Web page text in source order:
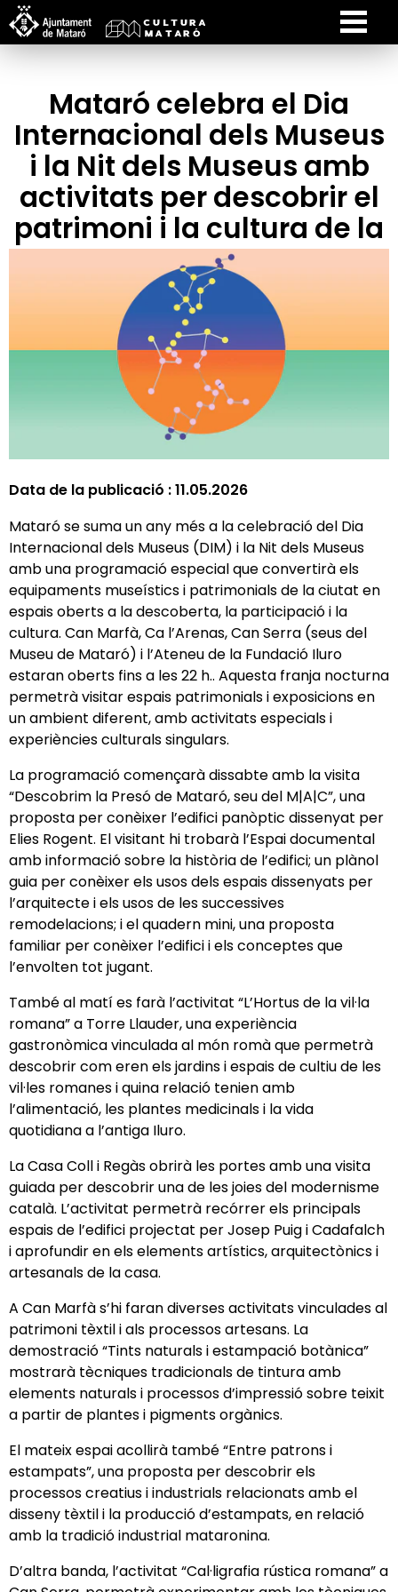
Mataró celebra el Dia
Internacional dels Museus
i la Nit dels Museus amb
activitats per descobrir el
patrimoni i la cultura de la
Data de la publicació :11.05.2026
Mataró se suma un any més a la celebració del Dia
Internacional dels Museus (DIM) i la Nit dels Museus
amb una programació especial que convertirà els
equipaments museístics i patrimonials de la ciutat en
espais oberts a la descoberta, la participació i la
cultura. Can Marfà, Ca l’Arenas, Can Serra (seus del
Museu de Mataró) i l’Ateneu de la Fundació Iluro
estaran oberts fins a les 22 h.. Aquesta franja nocturna
permetrà visitar espais patrimonials i exposicions en
un ambient diferent, amb activitats especials i
experiències culturals singulars.
La programació començarà dissabte amb la visita
“Descobrim la Presó de Mataró, seu del M|A|C”, una
proposta per conèixer l’edifici panòptic dissenyat per
Elies Rogent. El visitant hi trobarà l’Espai documental
amb informació sobre la història de l’edifici; un plànol
guia per conèixer els usos dels espais dissenyats per
l’arquitecte i els usos de les successives
remodelacions; i el quadern mini, una proposta
familiar per conèixer l’edifici i els conceptes que
l’envolten tot jugant.
També al matí es farà l’activitat “L’Hortus de la vil·la
romana” a Torre Llauder, una experiència
gastronòmica vinculada al món romà que permetrà
descobrir com eren els jardins i espais de cultiu de les
vil·les romanes i quina relació tenien amb
l’alimentació, les plantes medicinals i la vida
quotidiana a l’antiga Iluro.
La Casa Coll i Regàs obrirà les portes amb una visita
guiada per descobrir una de les joies del modernisme
català. L’activitat permetrà recórrer els principals
espais de l’edifici projectat per Josep Puig i Cadafalch
i aprofundir en els elements artístics, arquitectònics i
artesanals de la casa.
A Can Marfà s’hi faran diverses activitats vinculades al
patrimoni tèxtil i als processos artesans. La
demostració “Tints naturals i estampació botànica”
mostrarà tècniques tradicionals de tintura amb
elements naturals i processos d’impressió sobre teixit
a partir de plantes i pigments orgànics.
El mateix espai acollirà també “Entre patrons i
estampats”, una proposta per descobrir els
processos creatius i industrials relacionats amb el
disseny tèxtil i la producció d’estampats, en relació
amb la tradició industrial mataronina.
D’altra banda, l’activitat “Cal·ligrafia rústica romana” a